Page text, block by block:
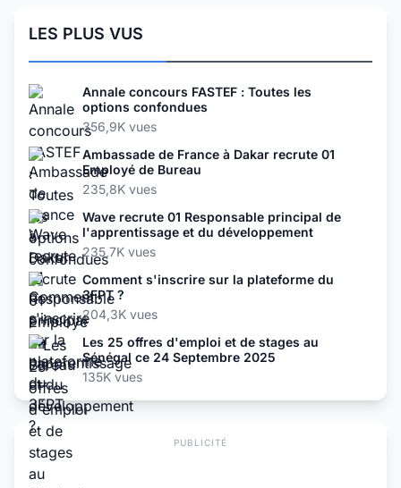
LES PLUS VUS
Annale concours FASTEF : Toutes les
options confondues
356,9K vues
Ambassade de France à Dakar recrute 01
Employé de Bureau
235,8K vues
Wave recrute 01 Responsable principal de
l'apprentissage et du développement
235,7K vues
Comment s'inscrire sur la plateforme du
3FPT ?
204,3K vues
Les 25 offres d'emploi et de stages au
Sénégal ce 24 Septembre 2025
135K vues
PUBLICITÉ